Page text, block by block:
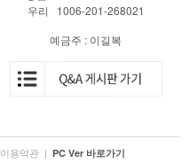
우리 1006-201-268021
예금주 : 이길복
이용약관 | PC Ver 바로가기